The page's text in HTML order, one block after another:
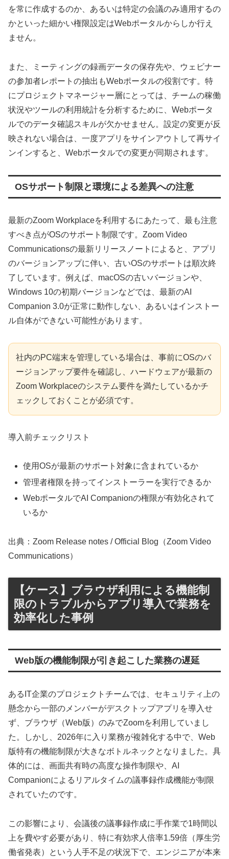
を常に作成するのか、あるいは特定の会議のみ適用するの
かといった細かい権限設定はWebポータルからしか行え
ません。
また、ミーティングの録画データの保存先や、ウェビナー
の参加者レポートの抽出もWebポータルの役割です。特
にプロジェクトマネージャー層にとっては、チームの稼働
状況やツールの利用統計を分析するために、Webポータ
ルでのデータ確認スキルが欠かせません。設定の変更が反
映されない場合は、一度アプリをサインアウトして再サイ
ンインすると、Webポータルでの変更が同期されます。
OSサポート制限と環境による差異への注意
最新のZoom Workplaceを利用するにあたって、最も注意
すべき点がOSのサポート制限です。Zoom Video
Communicationsの最新リリースノートによると、アプリ
のバージョンアップに伴い、古いOSのサポートは順次終
了しています。例えば、macOSの古いバージョンや、
Windows 10の初期バージョンなどでは、最新のAI
Companion 3.0が正常に動作しない、あるいはインストー
ル自体ができない可能性があります。
社内のPC端末を管理している場合は、事前にOSのバ
ージョンアップ要件を確認し、ハードウェアが最新の
Zoom Workplaceのシステム要件を満たしているかチ
ェックしておくことが必須です。
導入前チェックリスト
使用OSが最新のサポート対象に含まれているか
管理者権限を持ってインストーラーを実行できるか
WebポータルでAI Companionの権限が有効化されて
いるか
出典：Zoom Release notes / Official Blog（Zoom Video
Communications）
【ケース】ブラウザ利用による機能制
限のトラブルからアプリ導入で業務を
効率化した事例
Web版の機能制限が引き起こした業務の遅延
あるIT企業のプロジェクトチームでは、セキュリティ上の
懸念から一部のメンバーがデスクトップアプリを導入せ
ず、ブラウザ（Web版）のみでZoomを利用していまし
た。しかし、2026年に入り業務が複雑化する中で、Web
版特有の機能制限が大きなボトルネックとなりました。具
体的には、画面共有時の高度な操作制限や、AI
Companionによるリアルタイムの議事録作成機能が制限
されていたのです。
この影響により、会議後の議事録作成に手作業で1時間以
上を費やす必要があり、特に有効求人倍率1.59倍（厚生労
働省発表）という人手不足の状況下で、エンジニアが本来